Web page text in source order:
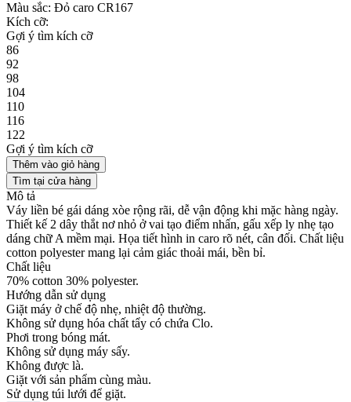
Màu sắc: Đỏ caro CR167
Kích cỡ:
Gợi ý tìm kích cỡ
86
92
98
104
110
116
122
Gợi ý tìm kích cỡ
Thêm vào giỏ hàng
Tìm tại cửa hàng
Mô tả
Váy liền bé gái dáng xòe rộng rãi, dễ vận động khi mặc hàng ngày.
Thiết kế 2 dây thắt nơ nhỏ ở vai tạo điểm nhấn, gấu xếp ly nhẹ tạo
dáng chữ A mềm mại. Họa tiết hình in caro rõ nét, cân đối. Chất liệu
cotton polyester mang lại cảm giác thoải mái, bền bỉ.
Chất liệu
70% cotton 30% polyester.
Hướng dẫn sử dụng
Giặt máy ở chế độ nhẹ, nhiệt độ thường.
Không sử dụng hóa chất tẩy có chứa Clo.
Phơi trong bóng mát.
Không sử dụng máy sấy.
Không được là.
Giặt với sản phẩm cùng màu.
Sử dụng túi lưới để giặt.